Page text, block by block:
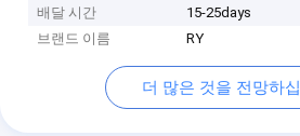
배달 시간
15-25days
브랜드 이름
RY
더 많은 것을 전망하